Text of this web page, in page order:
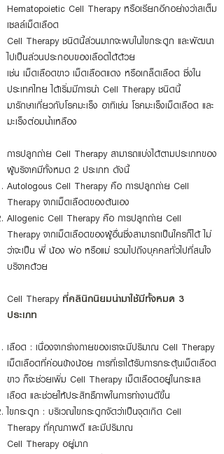
Hematopoietic Cell Therapy หรือเรียกอีกอย่างว่าสเต็ม
เซลล์เม็ดเลือด
Cell Therapy ชนิดนี้ส่วนมากจะพบในไขกระดูก และพัฒนา
ไปเป็นส่วนประกอบของเลือดได้ด้วย
เช่น เม็ดเลือดขาว เม็ดเลือดแดง หรือเกล็ดเลือด ซึ่งใน
ประเทศไทย ได้เริ่มมีการนำ Cell Therapy ชนิดนี้
มารักษาเกี่ยวกับโรคมะเร็ง อาทิเช่น โรคมะเร็งเม็ดเลือด และ
มะเร็งต่อมน้ำเหลือง
การปลูกถ่าย Cell Therapy สามารถแบ่งได้ตามประเภทของ
ผู้บริจาคมีทั้งหมด 2 ประเภท ดังนี้
Autologous Cell Therapy คือ การปลูกถ่าย Cell
Therapy จากเม็ดเลือดของต้นเอง
Allogenic Cell Therapy คือ การปลูกถ่าย Cell
Therapy จากเม็ดเลือดของผู้อื่นซึ่งสามารถเป็นใครก็ได้ ไม่
ว่าจะเป็น พี่ น้อง พ่อ หรือแม่ รวมไปถึงบุคคลทั่วไปที่สนใจ
บริจาคด้วย
Cell Therapyที่คลินิกนิยมนำมาใช้มีทั้งหมด 3
ประเภท
เลือด : เนื่องจากร่างกายของเราจะมีปริมาณ Cell Therapy
เม็ดเลือดที่ค่อนข้างน้อย การที่เราได้รับการกระตุ้นเม็ดเลือด
ขาว ก็จะช่วยเพิ่ม Cell Therapy เม็ดเลือดอยู่ในกระแส
เลือด และช่วยให้ประสิทธืภาพในการทำงานดีขึ้น
ไขกระดูก : บริเวณไขกระดูกจัดว่าเป็นจุดเกิด Cell
Therapy ที่คุณภาพดี และมีปริมาณ
Cell Therapy อยู่มาก